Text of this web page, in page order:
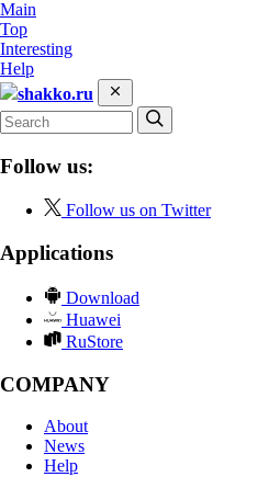
Main
Top
Interesting
Help
shakko.ru
Follow us:
Follow us on Twitter
Applications
Download
Huawei
RuStore
COMPANY
About
News
Help